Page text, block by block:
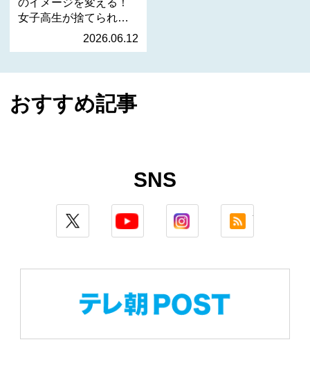
女子高生が捨てられる
2026.06.12
おすすめ記事
SNS
twitter youtube instagram